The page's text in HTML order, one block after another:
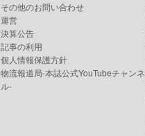
その他のお問い合わせ
運営
決算公告
記事の利用
個人情報保護方針
物流報道局-本誌公式YouTubeチャンネ
ル-